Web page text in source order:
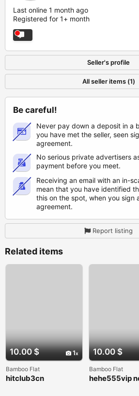
Last online 1 month ago
Registered for 1+ month
Seller's profile
All seller items (1)
Be careful!
Never pay down a deposit in a
you have met the seller, seen
agreement.
No serious private advertisers
payment before you meet.
Receiving an email with an in-
mean that you have identified
this on the spot, when you sign
agreement.
Report listing
Related items
10.00 $ 1
Bamboo Flat
hitclub3cn
10.00 $
Bamboo Flat
hehe555vip